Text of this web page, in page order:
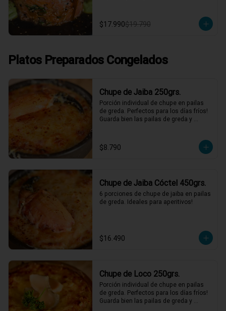
cilantro. ¡Un tártaro que combina
frescura y sabor en cada bocado! 🍣✨
*El peso neto corresponde al producto
en su presentación completa, salsas o
$17.990$19.790
Platos Preparados Congelados
Chupe de Jaiba 250grs.
Porción individual de chupe en pailas
de greda. Perfectos para los días fríos!
Guarda bien las pailas de greda y
$8.790
Chupe de Jaiba Cóctel 450grs.
6 porciones de chupe de jaiba en pailas
de greda. Ideales para aperitivos!
$16.490
Chupe de Loco 250grs.
Porción individual de chupe en pailas
de greda. Perfectos para los días fríos!
Guarda bien las pailas de greda y